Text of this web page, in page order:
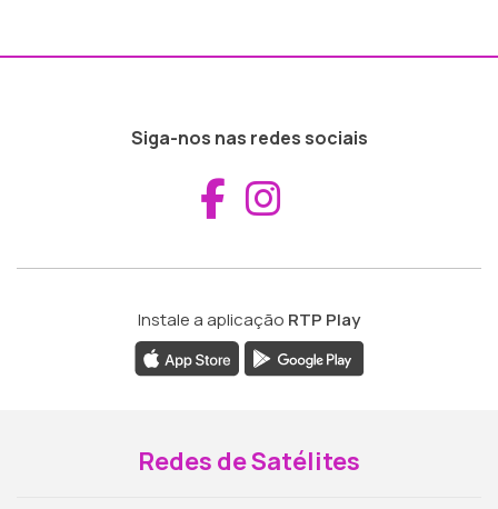
Siga-nos nas redes sociais
Aceder ao
Instale a aplicação RTP Play
Redes de Satélites